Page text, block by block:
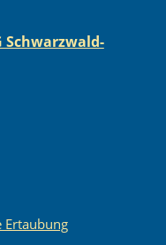
Schwarzwald-
Ertaubung